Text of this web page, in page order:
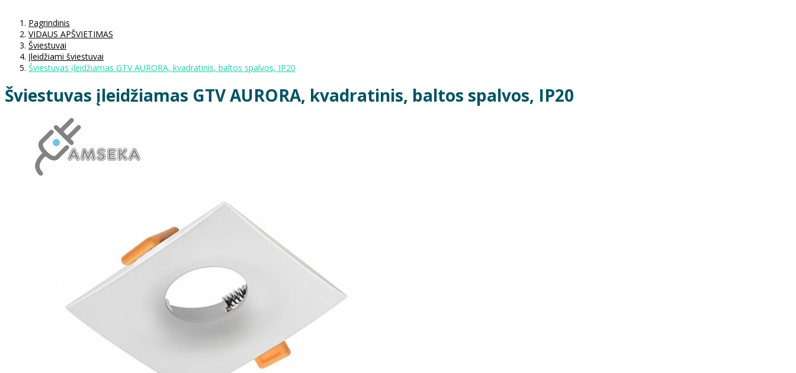
Pagrindinis
VIDAUS APŠVIETIMAS
Šviestuvai
Įleidžiami šviestuvai
Šviestuvas įleidžiamas GTV AURORA, kvadratinis, baltos spalvos, IP20
Šviestuvas įleidžiamas GTV AURORA, kvadratinis, baltos spalvos, IP20